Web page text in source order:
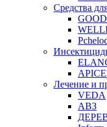
Средства
GOOD
Лечение и
VEDA
АВЗ